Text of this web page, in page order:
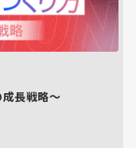
長戦略〜